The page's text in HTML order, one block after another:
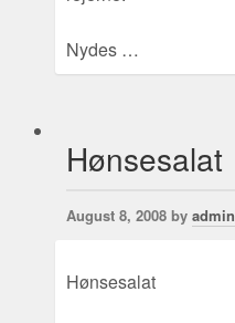
Nydes …
Hønsesalat
August 8, 2008 by admin
Hønsesalat